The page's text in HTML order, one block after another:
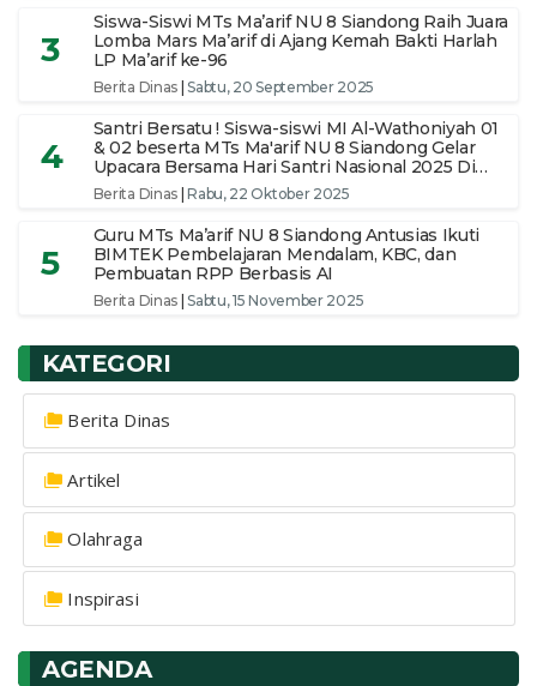
3
Siswa-Siswi MTs Ma’arif NU 8 Siandong Raih Juara
Lomba Mars Ma’arif di Ajang Kemah Bakti Harlah
LP Ma’arif ke-96
Berita Dinas |Sabtu, 20 September 2025
4
Santri Bersatu ! Siswa-siswi MI Al-Wathoniyah 01
& 02 beserta MTs Ma'arif NU 8 Siandong Gelar
Upacara Bersama Hari Santri Nasional 2025 Di
pimpin Ketua Yayasan
Berita Dinas |Rabu, 22 Oktober 2025
5
Guru MTs Ma’arif NU 8 Siandong Antusias Ikuti
BIMTEK Pembelajaran Mendalam, KBC, dan
Pembuatan RPP Berbasis AI
Berita Dinas |Sabtu, 15 November 2025
KATEGORI
Berita Dinas
Artikel
Olahraga
Inspirasi
AGENDA